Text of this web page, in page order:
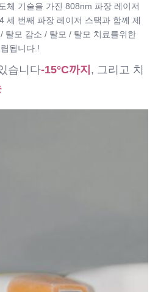
체 기술을 가진 808nm 파장 레이저
세 번째 파장 레이저 스택과 함께 제
탈모 감소 / 탈모 / 탈모 치료를위한
됩니다.!
습니다-15°C까지 , 그리고 치